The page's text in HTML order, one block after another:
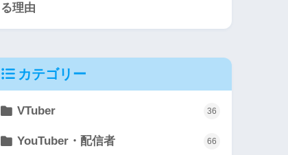
る理由
カテゴリー
VTuber 36
YouTuber・配信者 66